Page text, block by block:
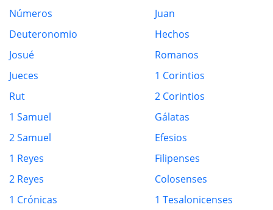
Números
Deuteronomio
Josué
Jueces
Rut
1 Samuel
2 Samuel
1 Reyes
2 Reyes
1 Crónicas
Juan
Hechos
Romanos
1 Corintios
2 Corintios
Gálatas
Efesios
Filipenses
Colosenses
1 Tesalonicenses